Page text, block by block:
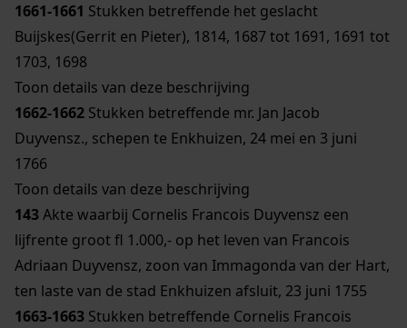
1661-1661 Stukken betreffende het geslacht
Buijskes(Gerrit en Pieter), 1814, 1687 tot 1691, 1691 tot
1703, 1698
Toon details van deze beschrijving
1662-1662 Stukken betreffende mr. Jan Jacob
Duyvensz., schepen te Enkhuizen, 24 mei en 3 juni
1766
Toon details van deze beschrijving
143Akte waarbij Cornelis Francois Duyvensz een
lijfrente groot fl 1.000,- op het leven van Francois
Adriaan Duyvensz, zoon van Immagonda van der Hart,
ten laste van de stad Enkhuizen afsluit, 23 juni 1755
1663-1663 Stukken betreffende Cornelis Francois